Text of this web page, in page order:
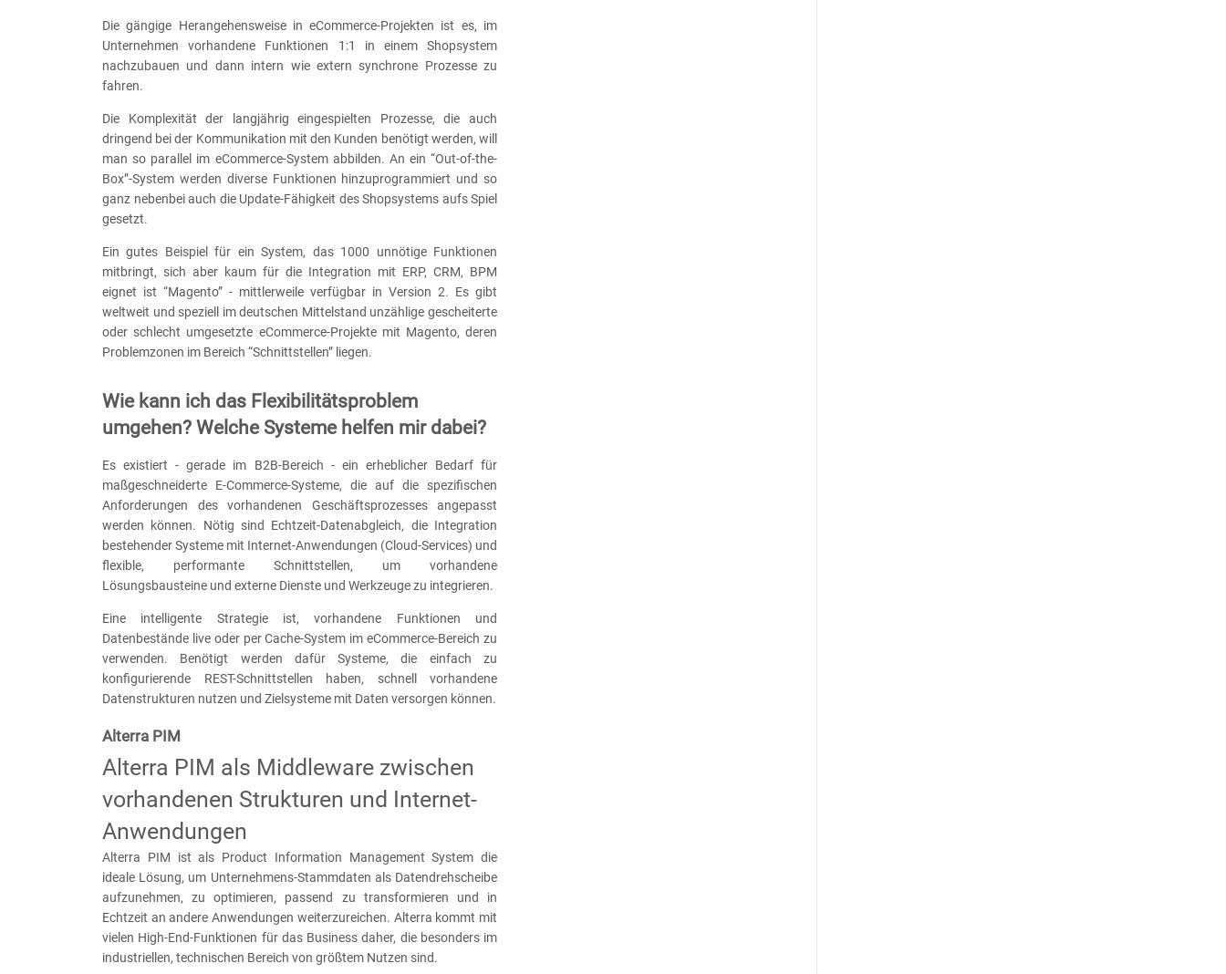
Die gängige Herangehensweise in eCommerce-Projekten ist es, im
Unternehmen vorhandene Funktionen 1:1 in einem Shopsystem
nachzubauen und dann intern wie extern synchrone Prozesse zu
fahren.
Die Komplexität der langjährig eingespielten Prozesse, die auch
dringend bei der Kommunikation mit den Kunden benötigt werden, will
man so parallel im eCommerce-System abbilden. An ein “Out-of-the-
Box”-System werden diverse Funktionen hinzuprogrammiert und so
ganz nebenbei auch die Update-Fähigkeit des Shopsystems aufs Spiel
gesetzt.
Ein gutes Beispiel für ein System, das 1000 unnötige Funktionen
mitbringt, sich aber kaum für die Integration mit ERP, CRM, BPM
eignet ist “Magento” - mittlerweile verfügbar in Version 2. Es gibt
weltweit und speziell im deutschen Mittelstand unzählige gescheiterte
oder schlecht umgesetzte eCommerce-Projekte mit Magento, deren
Problemzonen im Bereich “Schnittstellen” liegen.
Wie kann ich das Flexibilitätsproblem
umgehen? Welche Systeme helfen mir dabei?
Es existiert - gerade im B2B-Bereich - ein erheblicher Bedarf für
maßgeschneiderte E-Commerce-Systeme, die auf die spezifischen
Anforderungen des vorhandenen Geschäftsprozesses angepasst
werden können. Nötig sind Echtzeit-Datenabgleich, die Integration
bestehender Systeme mit Internet-Anwendungen (Cloud-Services) und
flexible, performante Schnittstellen, um vorhandene
Lösungsbausteine und externe Dienste und Werkzeuge zu integrieren.
Eine intelligente Strategie ist, vorhandene Funktionen und
Datenbestände live oder per Cache-System im eCommerce-Bereich zu
verwenden. Benötigt werden dafür Systeme, die einfach zu
konfigurierende REST-Schnittstellen haben, schnell vorhandene
Datenstrukturen nutzen und Zielsysteme mit Daten versorgen können.
Alterra PIM
Alterra PIM als Middleware zwischen
vorhandenen Strukturen und Internet-
Anwendungen
Alterra PIM ist als Product Information Management System die
ideale Lösung, um Unternehmens-Stammdaten als Datendrehscheibe
aufzunehmen, zu optimieren, passend zu transformieren und in
Echtzeit an andere Anwendungen weiterzureichen. Alterra kommt mit
vielen High-End-Funktionen für das Business daher, die besonders im
industriellen, technischen Bereich von größtem Nutzen sind.